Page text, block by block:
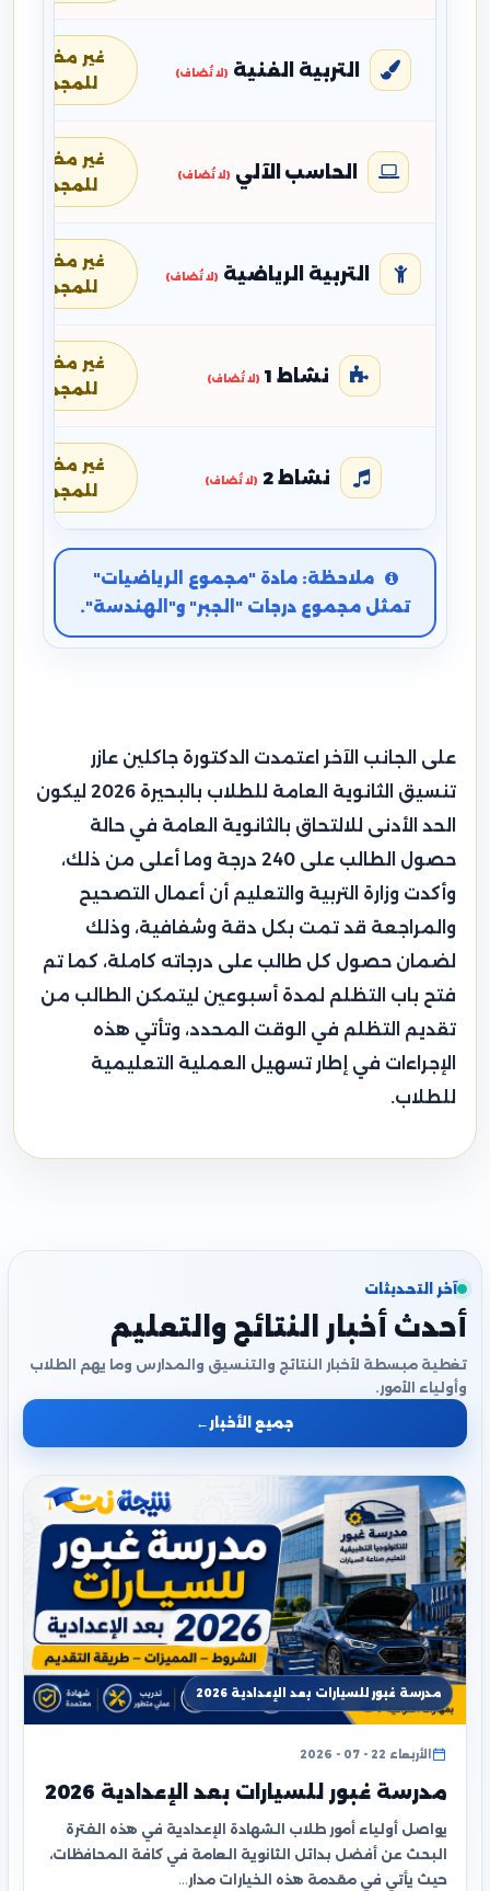
التربية الفنية (لا تُضاف)
غير مضافة
للمجموع
الحاسب الآلي (لا تُضاف)
غير مضافة
للمجموع
التربية الرياضية (لا تُضاف)
غير مضافة
للمجموع
نشاط 1 (لا تُضاف)
غير مضافة
للمجموع
نشاط 2 (لا تُضاف)
غير مضافة
للمجموع
ملاحظة: مادة "مجموع الرياضيات"
تمثل مجموع درجات "الجبر" و"الهندسة".
على الجانب الآخر اعتمدت الدكتورة جاكلين عازر
تنسيق الثانوية العامة للطلاب بالبحيرة 2026 ليكون
الحد الأدنى للالتحاق بالثانوية العامة في حالة
حصول الطالب على 240 درجة وما أعلى من ذلك،
وأكدت وزارة التربية والتعليم أن أعمال التصحيح
والمراجعة قد تمت بكل دقة وشفافية، وذلك
لضمان حصول كل طالب على درجاته كاملة، كما تم
فتح باب التظلم لمدة أسبوعين ليتمكن الطالب من
تقديم التظلم في الوقت المحدد، وتأتي هذه
الإجراءات في إطار تسهيل العملية التعليمية
للطلاب.
آخر التحديثات
أحدث أخبار النتائج والتعليم
تغطية مبسطة لأخبار النتائج والتنسيق والمدارس وما يهم الطلاب
وأولياء الأمور.
جميع الأخبار ←
مدرسة غبور للسيارات بعد الإعدادية 2026
الأربعاء 22 - 07 - 2026
مدرسة غبور للسيارات بعد الإعدادية 2026
يواصل أولياء أمور طلاب الشهادة الإعدادية في هذه الفترة
البحث عن أفضل بدائل الثانوية العامة في كافة المحافظات،
حيث يأتي في مقدمة هذه الخيارات مدار…